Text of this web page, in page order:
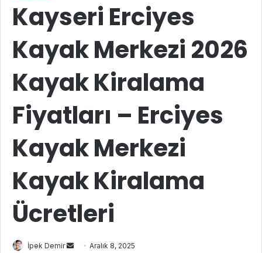
Kayseri Erciyes
Kayak Merkezi 2026
Kayak Kiralama
Fiyatları – Erciyes
Kayak Merkezi
Kayak Kiralama
Ücretleri
İpek Demir Aralık 8, 2025